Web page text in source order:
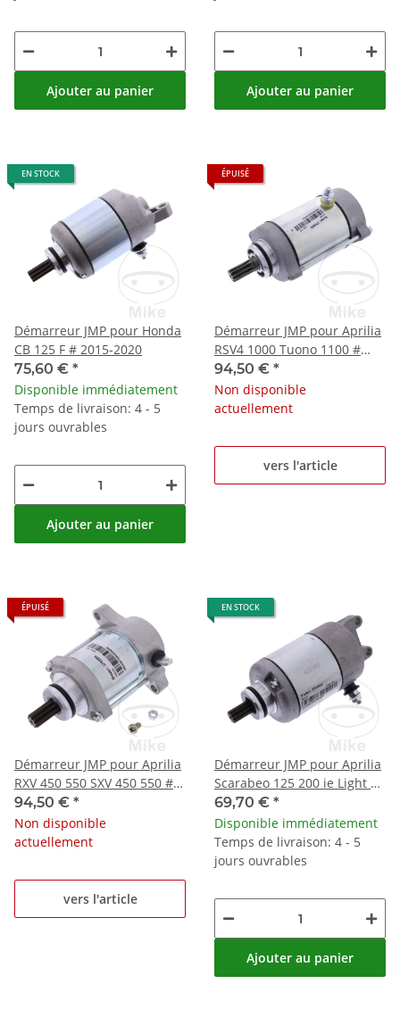
Ajouter au panier Ajouter au panier
EN STOCK
Démarreur JMP pour Honda
CB 125 F # 2015-2020
75,60 € *
Disponible immédiatement
Temps de livraison: 4 - 5
jours ouvrables
Ajouter au panier
ÉPUISÉ
Démarreur JMP pour Aprilia
RSV4 1000 Tuono 1100 #
2015-2017
94,50 € *
Non disponible
actuellement
vers l'article
ÉPUISÉ
Démarreur JMP pour Aprilia
RXV 450 550 SXV 450 550 #
2006-2013
94,50 € *
Non disponible
actuellement
vers l'article
EN STOCK
Démarreur JMP pour Aprilia
Scarabeo 125 200 ie Light #
2009-2012
69,70 € *
Disponible immédiatement
Temps de livraison: 4 - 5
jours ouvrables
Ajouter au panier